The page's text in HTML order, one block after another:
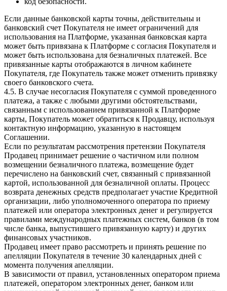
Если данные банковской карты точны, действительны и
банковский счет Покупателя не имеет ограничений для
использования на Платформе, указанная банковская карта
может быть привязана к Платформе с согласия Покупателя и
может быть использована для безналичных платежей. Все
привязанные карты отображаются в личном кабинете
Покупателя, где Покупатель также может отменить привязку
своего банковского счета.
4.5. В случае несогласия Покупателя с суммой проведенного
платежа, а также с любыми другими обстоятельствами,
связанным с использованием привязанной к Платформе
карты, Покупатель может обратиться к Продавцу, используя
контактную информацию, указанную в настоящем
Соглашении.
Если по результатам рассмотрения претензии Покупателя
Продавец принимает решение о частичном или полном
возмещении безналичного платежа, возмещение будет
перечислено на банковский счет, связанный с привязанной
картой, использованной для безналичной оплаты. Процесс
возврата денежных средств предполагает участие Кредитной
организации, либо уполномоченного оператора по приему
платежей или оператора электронных денег и регулируется
правилами международных платежных систем, банков (в том
числе банка, выпустившего привязанную карту) и других
финансовых участников.
Продавец имеет право рассмотреть и принять решение по
апелляции Покупателя в течение 30 календарных дней с
момента получения апелляции.
В зависимости от правил, установленных оператором приема
платежей, оператором электронных денег, банком или